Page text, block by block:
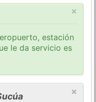
×
estación
le da servicio es
×